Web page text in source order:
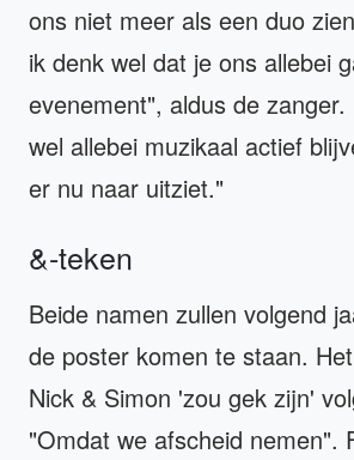
ons niet meer als een duo
ik denk wel dat je ons allebei
evenement", aldus de
wel allebei muzikaal actief
er nu naar uitziet."
&-teken
Beide namen zullen volgend
de poster komen te staan.
Nick & Simon 'zou gek zijn'
"Omdat we afscheid nemen".